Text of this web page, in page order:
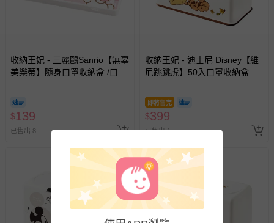
包含完整包裝、配件、說明文件及贈品等。
退貨，您可至『查詢訂單』>『已出貨』中查詢該筆訂單，
並點選『我要退貨』即可進行申請。若有相關退貨問題，請
針對滿件折/滿額贈…等活動，如因部份退貨，而該訂單保
留商品未達活動門檻，將以原價計算，活動贈品亦需一併退
部分商品依據消費者保護法的規定，不適用七天鑑賞期/猶
豫期範圍：
易於腐敗、保存期限較短或解約時即將逾期（例如生鮮
收納王妃 - 三麗鷗Sanrio【無辜
美樂蒂】隨身口罩收納盒 /口罩
$139
已售出 8
收納王妃 - 迪士尼 Disney【維
尼跳跳虎】50入口罩收納盒 衛
彈簧自動向上
即將售完
$399
已售出 1